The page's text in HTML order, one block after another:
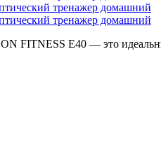
FITNESS E40 — это